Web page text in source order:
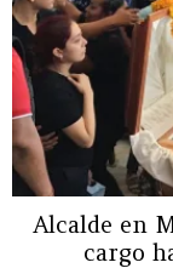
Alcalde en
cargo